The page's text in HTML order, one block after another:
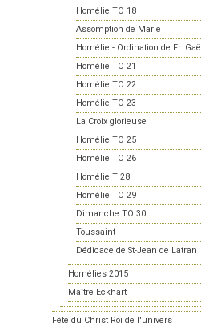
Homélie TO 18
Assomption de Marie
Homélie - Ordination de Fr. Gaël
Homélie TO 21
Homélie TO 22
Homélie TO 23
La Croix glorieuse
Homélie TO 25
Homélie TO 26
Homélie T 28
Homélie TO 29
Dimanche TO 30
Toussaint
Dédicace de St-Jean de Latran
Homélies 2015
Maître Eckhart
Fête du Christ Roi de l'univers